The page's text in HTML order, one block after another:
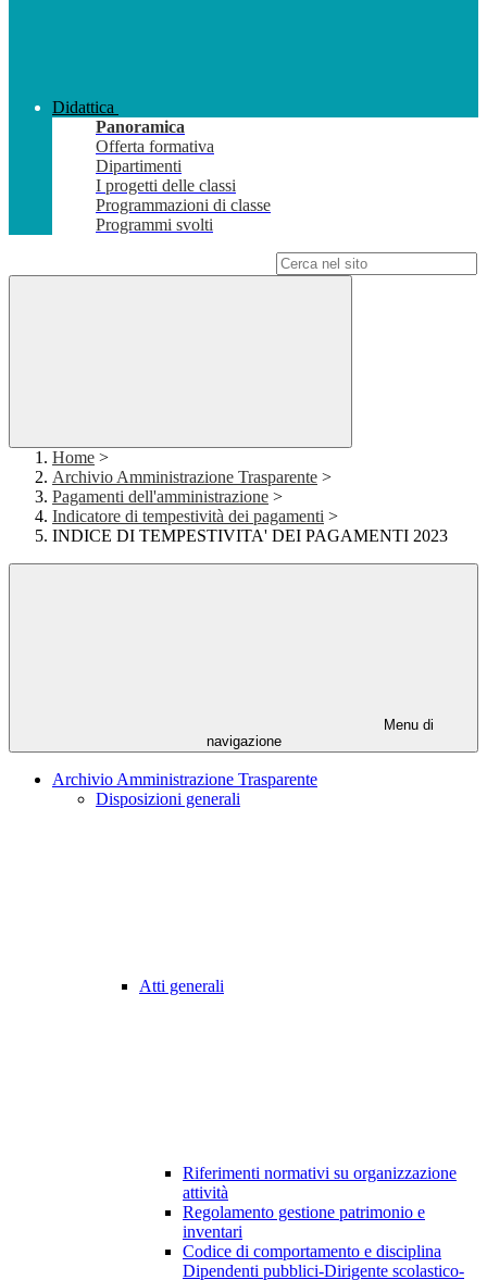
Didattica
Panoramica
Offerta formativa
Dipartimenti
I progetti delle classi
Programmazioni di classe
Programmi svolti
Home >
Archivio Amministrazione Trasparente >
Pagamenti dell'amministrazione >
Indicatore di tempestività dei pagamenti >
INDICE DI TEMPESTIVITA' DEI PAGAMENTI 2023
Menu di
navigazione
Archivio Amministrazione Trasparente
Disposizioni generali
Atti generali
Riferimenti normativi su organizzazione
attività
Regolamento gestione patrimonio e
inventari
Codice di comportamento e disciplina
Dipendenti pubblici-Dirigente scolastico-